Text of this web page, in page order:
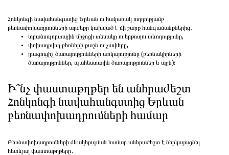
Հոնկոնգի նավահանգստից Երևան ու հակառակ ուղղությամբ
բեռնափոխադրումների արժեքը կախված է մի շարք հանգամանքներից․
տրանսպորտային միջոցի տեսակը ու երթուղու տևողությունը,
փոխադրվող բեռների քաշն ու չափերը,
լրացուցիչ ծառայությունների առկայությունը (բեռնակիրների
ծառայություններ, պահեստային ծառայություններ և այլն):
Ի՞նչ փաստաթղթեր են անհրաժեշտ
Հոնկոնգի նավահանգստից Երևան
բեռնափոխադրումների համար
Բեռնափոխադրումների ձևակերպման համար անհրաժեշտ է ներկայացնել
հետևյալ փաստաթղթերը․